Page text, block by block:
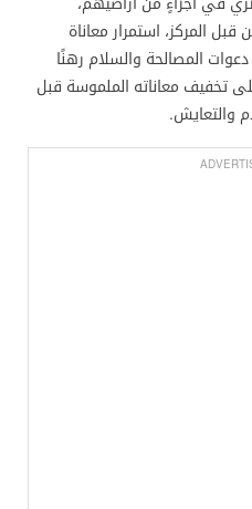
المركز، استمرار معاناة
المصالحة والسلام رهنًا
تخفيف معاناته الملموسة قبل
والتعايش.